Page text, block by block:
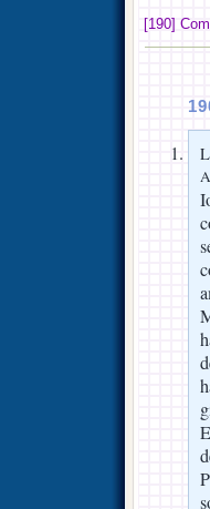
[190]